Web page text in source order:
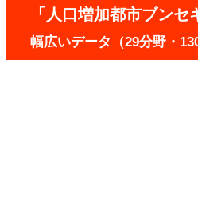
「人口増加都市ブン
幅広いデータ（29分野・